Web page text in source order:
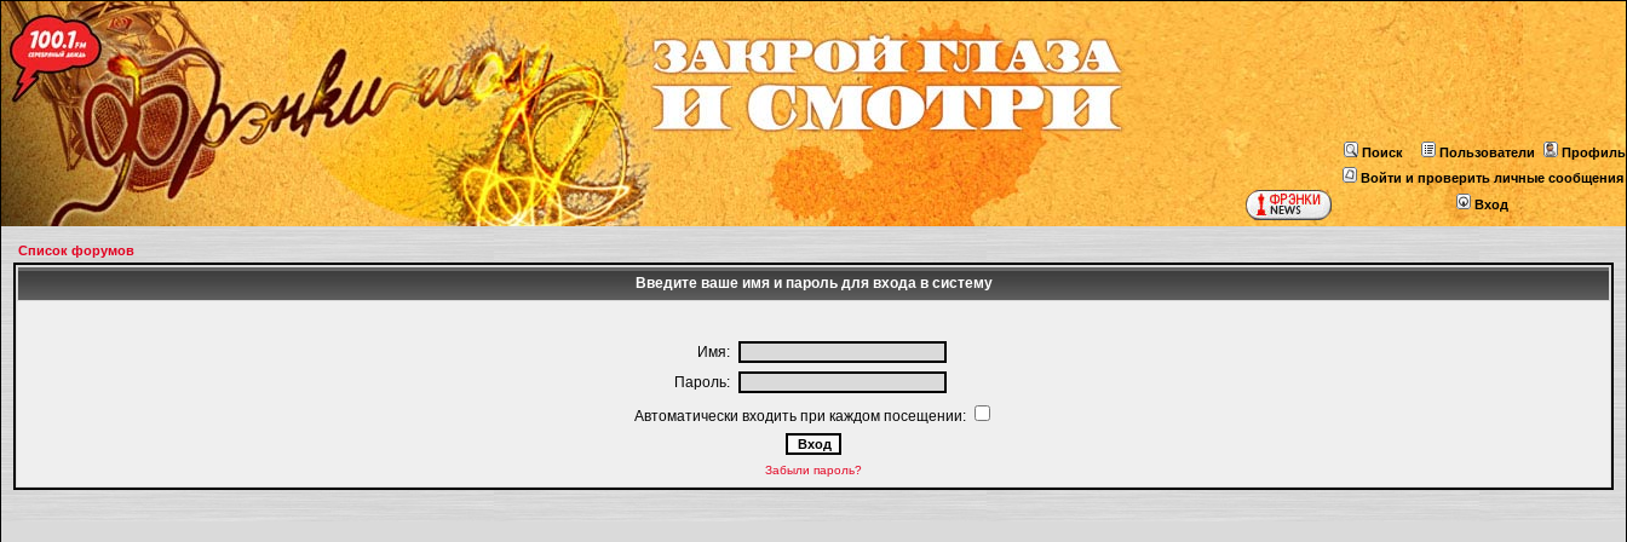
Поиск Пользователи
Профиль
Войти и проверить личные сообщения
Вход
Список форумов
Введите ваше имя и пароль для входа в систему
Имя:
Пароль:
Автоматически входить при каждом посещении:
Забыли пароль?